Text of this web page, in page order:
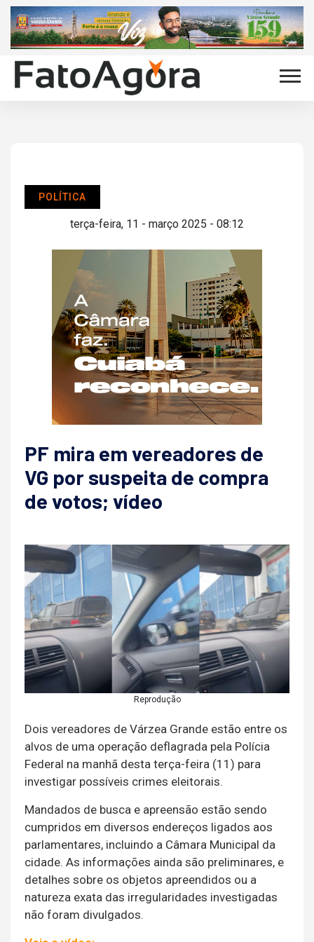
POLÍTICA
terça-feira, 11 - março 2025 - 08:12
PF mira em vereadores de
VG por suspeita de compra
de votos; vídeo
Reprodução
Dois vereadores de Várzea Grande estão entre os
alvos de uma operação deflagrada pela Polícia
Federal na manhã desta terça-feira (11) para
investigar possíveis crimes eleitorais.
Mandados de busca e apreensão estão sendo
cumpridos em diversos endereços ligados aos
parlamentares, incluindo a Câmara Municipal da
cidade. As informações ainda são preliminares, e
detalhes sobre os objetos apreendidos ou a
natureza exata das irregularidades investigadas
não foram divulgados.